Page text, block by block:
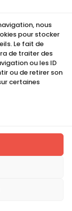
nous
pour stocker
Le fait de
de traiter des
ou les ID
ou de retirer son
certaines